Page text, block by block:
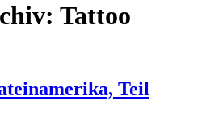
Tattoo
Teil